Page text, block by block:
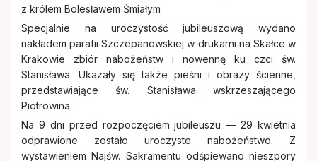
z królem Bolesławem Śmiałym
Specjalnie na uroczystość jubileuszową wydano
nakładem parafii Szczepanowskiej w drukarni na Skałce w
Krakowie zbiór nabożeństw i nowennę ku czci św.
Stanisława. Ukazały się także pieśni i obrazy ścienne,
przedstawiające św. Stanisława wskrzeszającego
Piotrowina.
Na 9 dni przed rozpoczęciem jubileuszu — 29 kwietnia
odprawione zostało uroczyste nabożeństwo. Z
wystawieniem Najśw. Sakramentu odśpiewano nieszpory